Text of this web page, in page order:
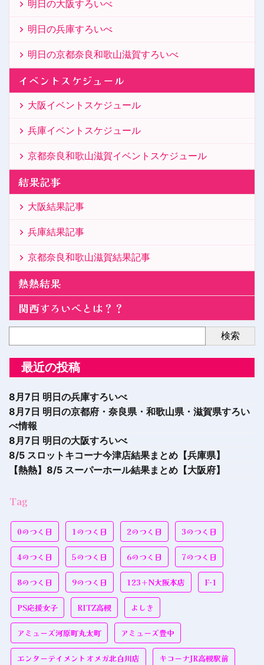
明日の大阪すろいべ
明日の兵庫すろいべ
明日の京都奈良和歌山滋賀すろいべ
イベントスケジュール
大阪イベントスケジュール
兵庫イベントスケジュール
京都奈良和歌山滋賀イベントスケジュール
結果記事
大阪結果記事
兵庫結果記事
京都奈良和歌山滋賀結果記事
熱熱結果
関西すろいべとは？？
検索
最近の投稿
8月7日 明日の兵庫すろいべ
8月7日 明日の京都府・奈良県・和歌山県・滋賀県すろい
べ情報
8月7日 明日の大阪すろいべ
8/5 スロットキコーナ今津店結果まとめ【兵庫県】
【熱熱】8/5 スーパーホール結果まとめ【大阪府】
Tag
0のつく日 1のつく日 2のつく日 3のつく日
4のつく日 5のつく日 6のつく日 7のつく日
8のつく日 9のつく日 123＋N大阪本店 F-1
PS応援女子 RITZ高槻 よしき
アミューズ河原町丸太町 アミューズ豊中
エンターテイメントオメガ北白川店 キコーナJR高槻駅前